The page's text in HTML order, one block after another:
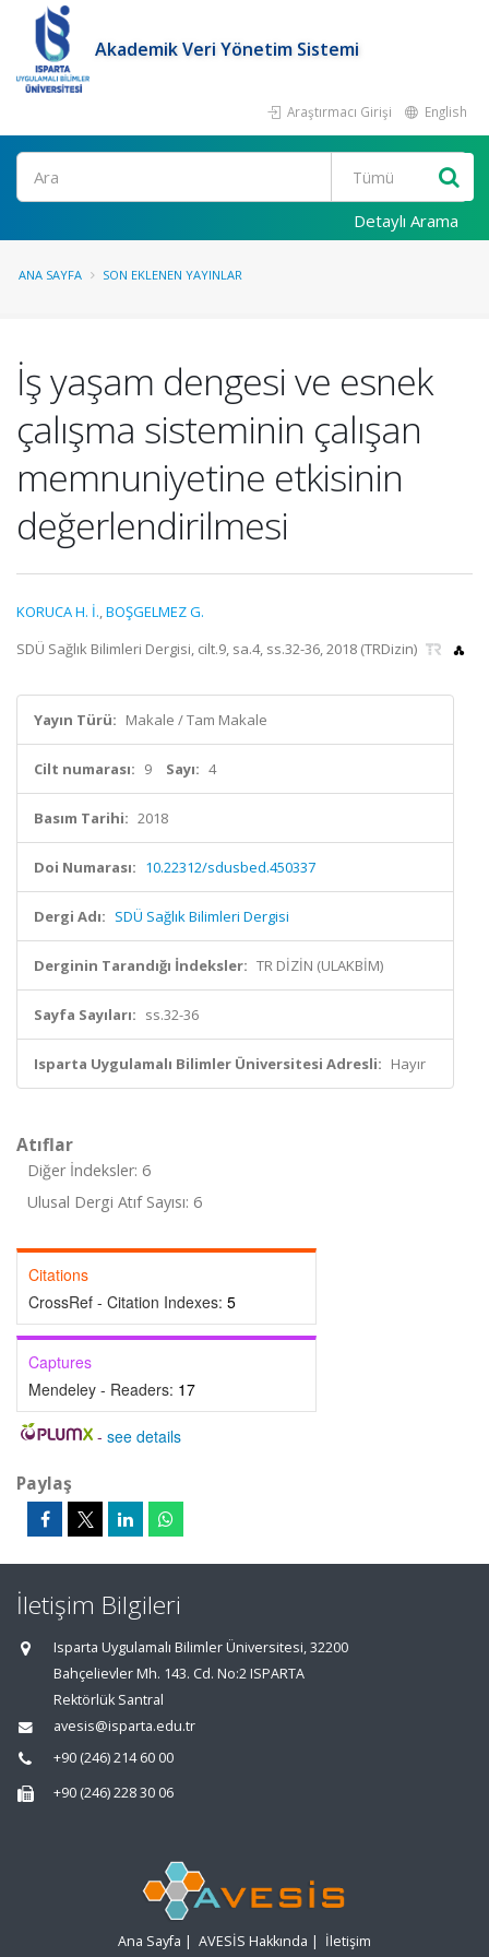
Akademik Veri Yönetim Sistemi
Araştırmacı Girişi English
Ara
Detaylı Arama
ANA SAYFA SON EKLENEN YAYINLAR
İş yaşam dengesi ve esnek
çalışma sisteminin çalışan
memnuniyetine etkisinin
değerlendirilmesi
KORUCA H. İ.,BOŞGELMEZ G.
SDÜ Sağlık Bilimleri Dergisi, cilt.9, sa.4, ss.32-36, 2018 (TRDizin)
Yayın Türü: Makale / Tam Makale
Cilt numarası: 9 Sayı: 4
Basım Tarihi: 2018
Doi Numarası: 10.22312/sdusbed.450337
Dergi Adı: SDÜ Sağlık Bilimleri Dergisi
Derginin Tarandığı İndeksler: TR DİZİN (ULAKBİM)
Sayfa Sayıları: ss.32-36
Isparta Uygulamalı Bilimler Üniversitesi Adresli: Hayır
Atıflar
Diğer İndeksler: 6
Ulusal Dergi Atıf Sayısı: 6
Citations
CrossRef - Citation Indexes: 5
Captures
Mendeley - Readers: 17
- see details
Paylaş
İletişim Bilgileri
Isparta Uygulamalı Bilimler Üniversitesi, 32200
Bahçelievler Mh. 143. Cd. No:2 ISPARTA
Rektörlük Santral
avesis@isparta.edu.tr
+90 (246) 214 60 00
+90 (246) 228 30 06
Ana Sayfa | AVESİS Hakkında | İletişim